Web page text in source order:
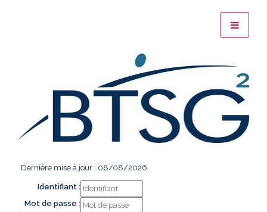
Dernière mise à jour : 08/08/2026
Identifiant :
Mot de passe :